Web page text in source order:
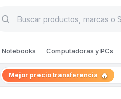
Notebooks Computadoras y PCs
Mejor precio transferencia 🔥